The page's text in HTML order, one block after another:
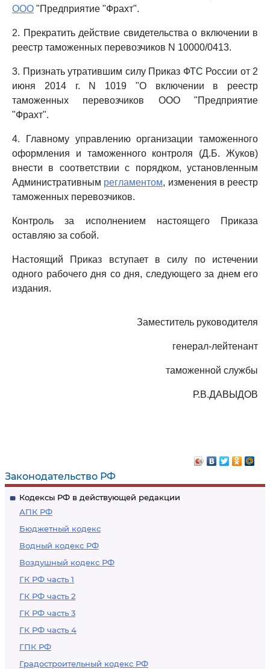
Законодательство РФ
Кодексы РФ в действующей редакции
АПК РФ
Бюджетный кодекс
Водный кодекс РФ
Воздушный кодекс РФ
ГК РФ часть 1
ГК РФ часть 2
ГК РФ часть 3
ГК РФ часть 4
ГПК РФ
Градостроительный кодекс РФ
ООО "Предприятие "Фрахт".
2. Прекратить действие свидетельства о включении в
реестр таможенных перевозчиков N 10000/0413.
3. Признать утратившим силу Приказ ФТС России от 2
июня 2014 г. N 1019 "О включении в реестр
таможенных перевозчиков ООО "Предприятие
"Фрахт".
4. Главному управлению организации таможенного
оформления и таможенного контроля (Д.Б. Жуков)
внести в соответствии с порядком, установленным
Административным регламентом, изменения в реестр
таможенных перевозчиков.
Контроль за исполнением настоящего Приказа
оставляю за собой.
Настоящий Приказ вступает в силу по истечении
одного рабочего дня со дня, следующего за днем его
издания.
Заместитель руководителя
генерал-лейтенант
таможенной службы
Р.В.ДАВЫДОВ